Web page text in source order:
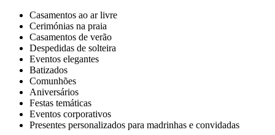
Casamentos ao ar livre
Cerimónias na praia
Casamentos de verão
Despedidas de solteira
Eventos elegantes
Batizados
Comunhões
Aniversários
Festas temáticas
Eventos corporativos
Presentes personalizados para madrinhas e convidadas